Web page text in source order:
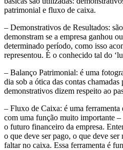
patrimonial e fluxo de caixa.
– Demonstrativos de Resultados:
demonstram se a empresa ganhou
determinado período, como isso
representou. É o conhecido tal do
– Balanço Patrimonial: é uma
dia sob a ótica das contas
demonstrativos dizem respeito ao
– Fluxo de Caixa: é uma
com uma função muito importante
o futuro financeiro da empresa.
o que deve ser pago, o que deve
faltar no caixa. Essa ferramenta é